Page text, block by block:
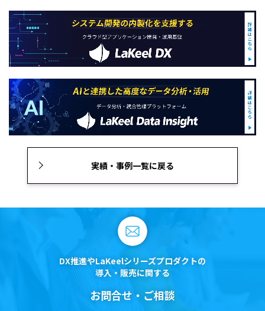
実績・事例一覧に戻る
DX推進やLaKeelシリーズプロダクトの
導入・販売に関する
お問合せ・ご相談